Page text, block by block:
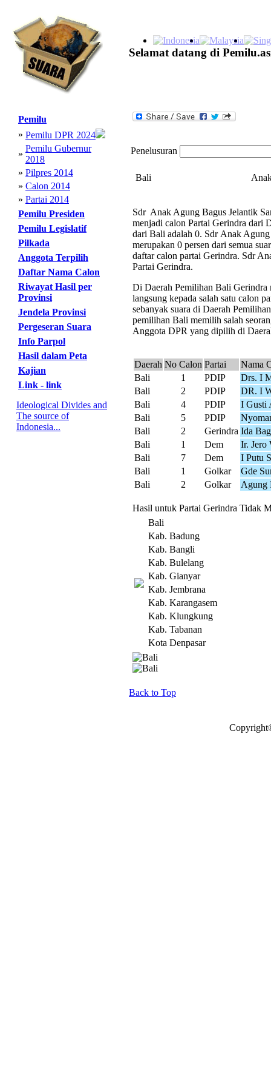
Selamat datang di
Pemilu
» Pemilu DPR 2024
»
Pemilu Gubernur
2018
» Pilpres 2014
» Calon 2014
» Partai 2014
Pemilu Presiden
Pemilu Legislatif
Pilkada
Anggota Terpilih
Daftar Nama Calon
Riwayat Hasil per
Provinsi
Jendela Provinsi
Pergeseran Suara
Info Parpol
Hasil dalam Peta
Kajian
Link - link
Ideological Divides and
The source of
Indonesia...
Penelusuran
Bali
Sdr Anak Agung Bagus Jelantik
menjadi calon Partai Gerindra dari
dari Bali adalah 0. Sdr Anak
merupakan 0 persen dari semua
daftar calon partai Gerindra. Sdr
Partai Gerindra.
Di Daerah Pemilihan Bali Gerindra
langsung kepada salah satu calon
sebanyak suara di Daerah
pemilihan Bali memilih salah
Anggota DPR yang dipilih di
Daerah No Calon Partai
Nama
Bali
1 PDIP
Drs. I
Bali
2 PDIP
DR. I
Bali
4 PDIP
I Gusti
Bali
5 PDIP
Bali
2 Gerindra Ida
Bali
1 Dem
Ir. Jero
Bali
7 Dem
I Putu
Bali
1 Golkar
Gde
Bali
2 Golkar Agung
Hasil untuk Partai Gerindra Tidak
Bali
Kab. Badung
Kab. Bangli
Kab. Bulelang
Kab. Gianyar
Kab. Jembrana
Kab. Karangasem
Kab. Klungkung
Kab. Tabanan
Kota Denpasar
Back to Top